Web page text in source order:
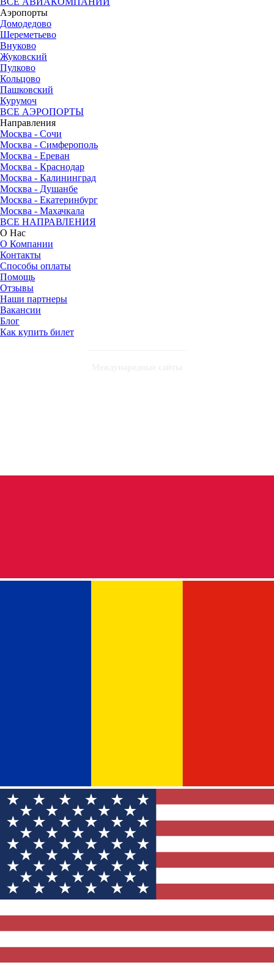
Аэропорты
Домодедово
Шереметьево
Внуково
Жуковский
Пулково
Кольцово
Пашковский
Курумоч
ВСЕ АЭРОПОРТЫ
Направления
Москва - Сочи
Москва - Симферополь
Москва - Ереван
Москва - Краснодар
Москва - Калининград
Москва - Душанбе
Москва - Екатеринбург
Москва - Махачкала
ВСЕ НАПРАВЛЕНИЯ
О Нас
О Компании
Контакты
Способы оплаты
Помощь
Отзывы
Наши партнеры
Вакансии
Блог
Как купить билет